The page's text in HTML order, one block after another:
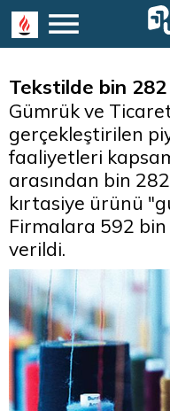
Tekstilde bin
Gümrük ve
gerçekleştirilen
faaliyetleri
arasından bin
kırtasiye ürünü
Firmalara 592 bin
verildi.